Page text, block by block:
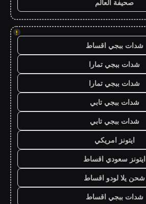
صحيفة العالم
!
شدات ببجي اقساط
شدات ببجي تمارا
شدات ببجي تمارا
شدات ببجي تابي
شدات ببجي تابي
ايتونز امريكي
ايتونز سعودي اقساط
شحن يلا لودو اقساط
شدات ببجي اقساط